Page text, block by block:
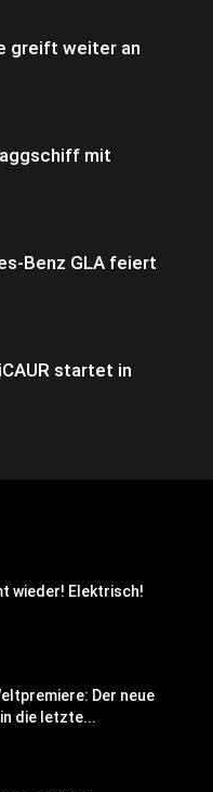
greift weiter an
mit
Benz GLA feiert
startet in
wieder! Elektrisch!
Der neue
die letzte...